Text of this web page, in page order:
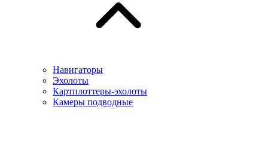
Навигаторы
Эхолоты
Картплоттеры-эхолоты
Камеры подводные